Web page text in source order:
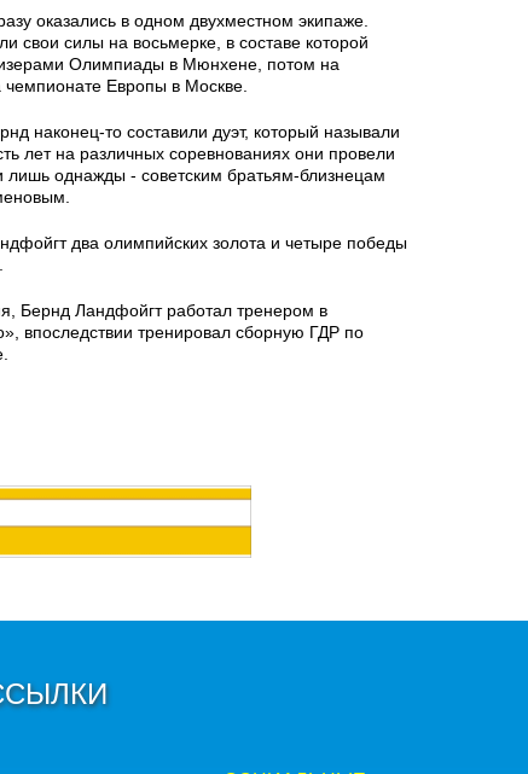
оказались в одном двухместном экипаже.
свои силы на восьмерке, в составе которой
Олимпиады в Мюнхене, потом на
чемпионате Европы в Москве.
наконец-то составили дуэт, который называли
лет на различных соревнованиях они провели
лишь однажды - советским братьям-близнецам
два олимпийских золота и четыре победы
Бернд Ландфойгт работал тренером в
впоследствии тренировал сборную ГДР по